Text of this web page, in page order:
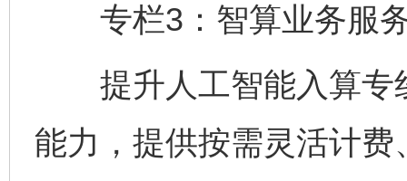
专栏3：智算业务服务
提升人工智能入算专
能力，提供按需灵活计